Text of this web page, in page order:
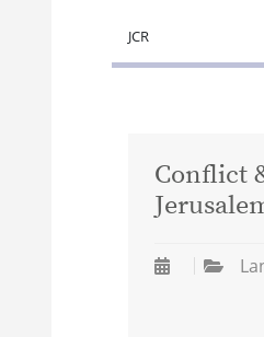
JCR
Conflict